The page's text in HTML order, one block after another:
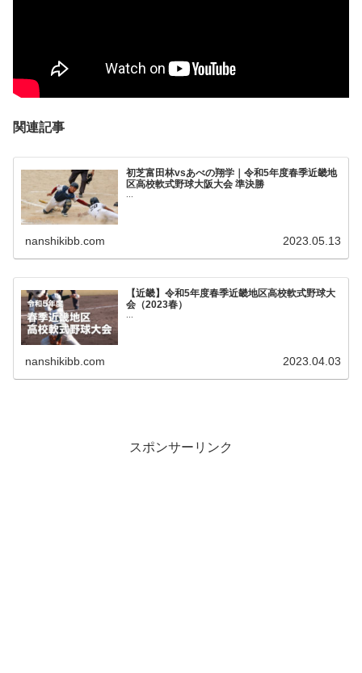
関連記事
初芝富田林vsあべの翔学｜令和5年度春季近畿地
区高校軟式野球大阪大会 準決勝
...
nanshikibb.com 2023.05.13
【近畿】令和5年度春季近畿地区高校軟式野球大
会（2023春）
...
nanshikibb.com 2023.04.03
スポンサーリンク